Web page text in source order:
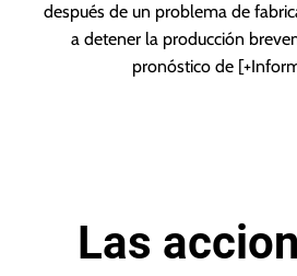
después de un problema de
a detener la producción
pronóstico de
Las